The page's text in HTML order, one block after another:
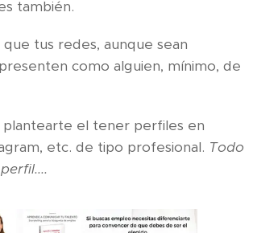
también.
tus redes, aunque sean
como alguien, mínimo, de
plantearte el tener perfiles en
etc. de tipo profesional. Todo